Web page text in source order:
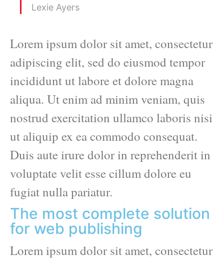
Lexie Ayers
Lorem ipsum dolor sit amet, consectetur
adipiscing elit, sed do eiusmod tempor
incididunt ut labore et dolore magna
aliqua. Ut enim ad minim veniam, quis
nostrud exercitation ullamco laboris nisi
ut aliquip ex ea commodo consequat.
Duis aute irure dolor in reprehenderit in
voluptate velit esse cillum dolore eu
fugiat nulla pariatur.
The most complete solution
for web publishing
Lorem ipsum dolor sit amet, consectetur